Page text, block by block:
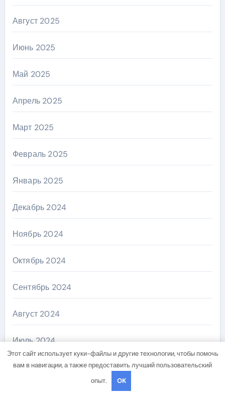
Август 2025
Июнь 2025
Май 2025
Апрель 2025
Март 2025
Февраль 2025
Январь 2025
Декабрь 2024
Ноябрь 2024
Октябрь 2024
Сентябрь 2024
Август 2024
Июль 2024
Июнь 2024
Этот сайт использует куки-файлы и другие технологии, чтобы помочь
вам в навигации, а также предоставить лучший пользовательский
опыт.
OK